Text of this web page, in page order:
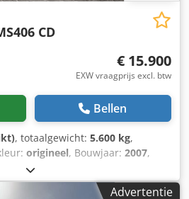
CD
€ 15.900
EXW vraagprijs excl. btw
Bellen
, totaalgewicht: 5.600 kg,
origineel, Bouwjaar: 2007,
YA3-062658-70614985
TYPE XAMS406CD S/N
Advertentie